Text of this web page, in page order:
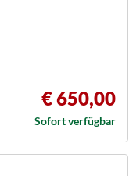
€ 650,00
Sofort verfügbar